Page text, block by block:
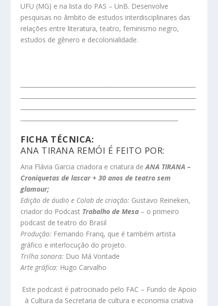
UFU (MG) e na lista do PAS – UnB. Desenvolve
pesquisas no âmbito de estudos interdisciplinares das
relações entre literatura, teatro, feminismo negro,
estudos de gênero e decolonialidade.
FICHA TÉCNICA:
ANA TIRANA REMÓI É FEITO POR:
Ana Flávia Garcia criadora e criatura deANA TIRANA –
Croniquetas de lascar + 30 anos de teatro sem
glamour;
Edição de áudio e Colab de criação: Gustavo Reineken,
criador do Podcast Trabalho de Mesa – o primeiro
podcast de teatro do Brasil
Produção: Fernando Franq, que é também artista
gráfico e interlocução do projeto.
Trilha sonora: Duo Má Vontade
Arte gráfica: Hugo Carvalho
Este podcast é patrocinado pelo FAC – Fundo de Apoio
à Cultura da Secretaria de cultura e economia criativa